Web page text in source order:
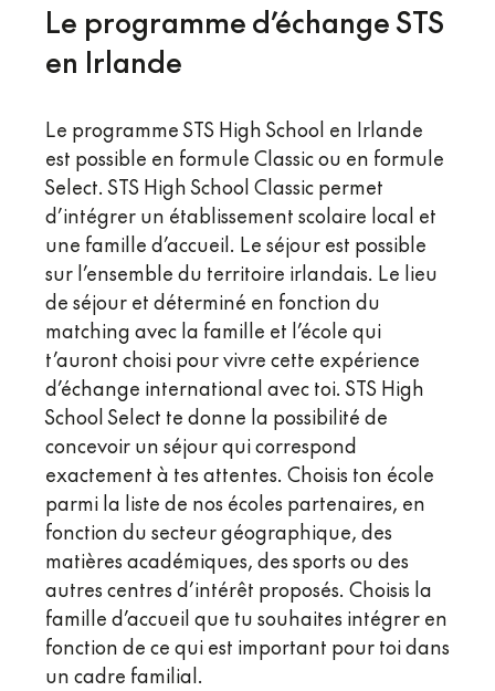
Le programme d’échange STS
en Irlande
Le programme STS High School en Irlande
est possible en formule Classic ou en formule
Select. STS High School Classic permet
d’intégrer un établissement scolaire local et
une famille d’accueil. Le séjour est possible
sur l’ensemble du territoire irlandais. Le lieu
de séjour et déterminé en fonction du
matching avec la famille et l’école qui
t’auront choisi pour vivre cette expérience
d’échange international avec toi. STS High
School Select te donne la possibilité de
concevoir un séjour qui correspond
exactement à tes attentes. Choisis ton école
parmi la liste de nos écoles partenaires, en
fonction du secteur géographique, des
matières académiques, des sports ou des
autres centres d’intérêt proposés. Choisis la
famille d’accueil que tu souhaites intégrer en
fonction de ce qui est important pour toi dans
un cadre familial.